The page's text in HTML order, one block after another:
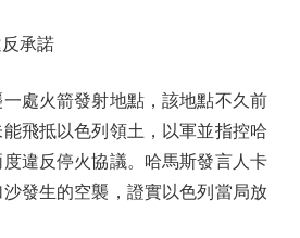
承諾
火箭發射地點，該地點不久前
飛抵以色列領土，以軍並指控哈
違反停火協議。哈馬斯發言人卡
發生的空襲，證實以色列當局放